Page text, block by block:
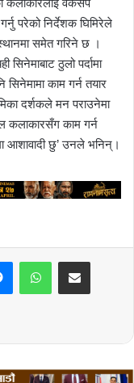
कलाकारलाई वर्कसप
परेको निर्देशक घिमिरेले
समेत गरिने छ ।
ठुलो पर्दामा
काम गर्न तयार
दर्शकले मन पराउनेमा
कलाकारसँग काम गर्न
आशावादी छु’ उनले भनिन्।
MessengerWhatsAppShare via Email